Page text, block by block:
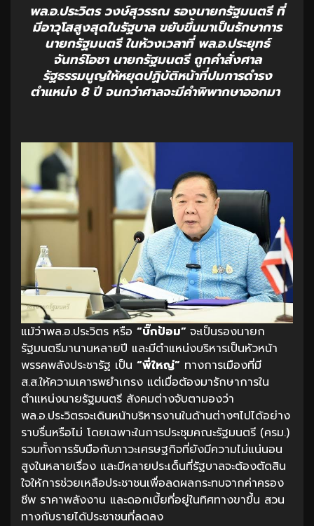
พล.อ.ประวิตร วงษ์สุวรรณ รองนายกรัฐมนตรี ที่
มีอาวุโสสูงสุดในรัฐบาล ขยับขึ้นมาเป็นรักษาการ
นายกรัฐมนตรี ในห้วงเวลาที่ พล.อ.ประยุทธ์
จันทร์โอชา นายกรัฐมนตรี ถูกคำสั่งศาล
รัฐธรรมนูญให้หยุดปฏิบัติหน้าที่ปมการดำรง
ตำแหน่ง 8 ปี จนกว่าศาลจะมีคำพิพากษาออกมา
แม้ว่าพล.อ.ประวิตร หรือ “บิ๊กป้อม” จะเป็นรองนายก
รัฐมนตรีมานานหลายปี และมีตำแหน่งบริหารเป็นหัวหน้า
พรรคพลังประชารัฐ เป็น “พี่ใหญ่” ทางการเมืองที่มี
ส.ส.ให้ความเคารพยำเกรง แต่เมื่อต้องมารักษาการใน
ตำแหน่งนายรัฐมนตรี สังคมต่างจับตามองว่า
พล.อ.ประวิตรจะเดินหน้าบริหารงานในด้านต่างๆไปได้อย่าง
ราบรื่นหรือไม่ โดยเฉพาะในการประชุมคณะรัฐมนตรี (ครม.)
รวมทั้งการรับมือกับภาวะเศรษฐกิจที่ยังมีความไม่แน่นอน
สูงในหลายเรื่อง และมีหลายประเด็นที่รัฐบาลจะต้องตัดสิน
ใจให้การช่วยเหลือประชาชนเพื่อลดผลกระทบจากค่าครอง
ชีพ ราคาพลังงาน และดอกเบี้ยที่อยู่ในทิศทางขาขึ้น สวน
ทางกับรายได้ประชาชนที่ลดลง